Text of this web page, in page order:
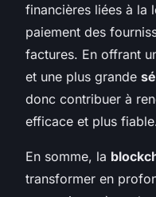
financières liées à la
paiement des
factures. En offrant
et une plus grande
donc contribuer à
efficace et plus
En somme, la
transformer en